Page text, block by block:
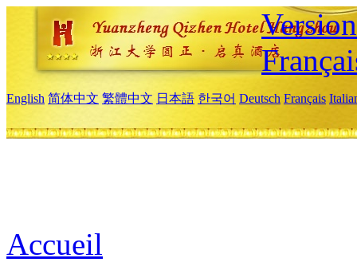
English 简体中文 繁體中文 日本語 한국어 Deutsch Français
Accueil